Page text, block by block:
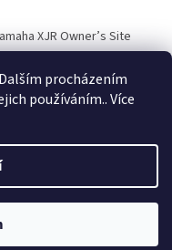
procházením
používáním.. Více
XJR Owner’s Site
práva vyhrazena.